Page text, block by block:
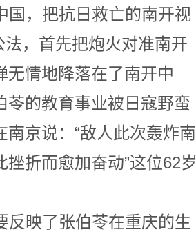
日救亡的南开视
法，首先把炮火对准南开
无情地降落在了南开中
苓的教育事业被日寇野蛮
京说：“敌人此次轰炸南
折而愈加奋动”这位62岁
宣言！
伯苓在重庆的生